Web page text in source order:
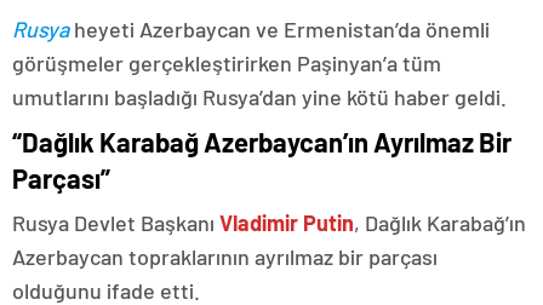
Rusyaheyeti Azerbaycan ve Ermenistan’da önemli
görüşmeler gerçekleştirirken Paşinyan’a tüm
umutlarını başladığı Rusya’dan yine kötü haber geldi.
“Dağlık Karabağ Azerbaycan’ın Ayrılmaz Bir
Parçası”
Rusya Devlet Başkanı Vladimir Putin, Dağlık Karabağ’ın
Azerbaycan topraklarının ayrılmaz bir parçası
olduğunu ifade etti.